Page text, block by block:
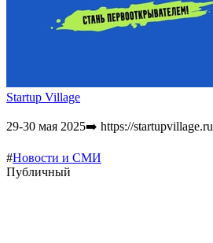
Startup Village
29-30 мая 2025➡️ https://startupvillage.ru
#Новости и СМИ
Публичный